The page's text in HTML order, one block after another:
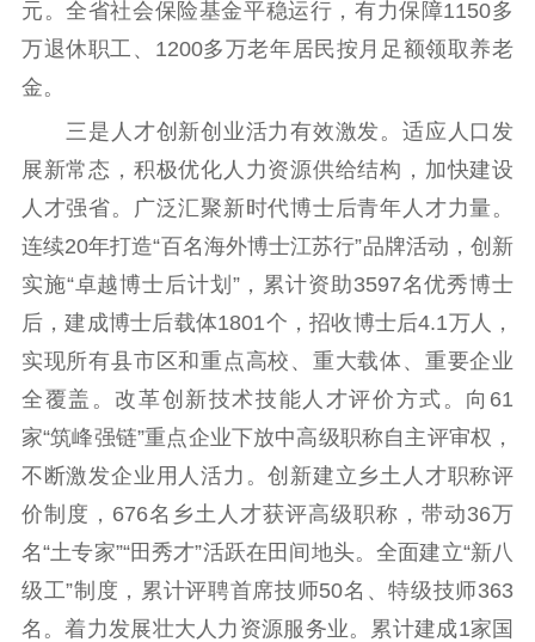
元。全省社会保险基金平稳运行，有力保障1150多
万退休职工、1200多万老年居民按月足额领取养老
金。
三是人才创新创业活力有效激发。适应人口发
展新常态，积极优化人力资源供给结构，加快建设
人才强省。广泛汇聚新时代博士后青年人才力量。
连续20年打造“百名海外博士江苏行”品牌活动，创新
实施“卓越博士后计划”，累计资助3597名优秀博士
后，建成博士后载体1801个，招收博士后4.1万人，
实现所有县市区和重点高校、重大载体、重要企业
全覆盖。改革创新技术技能人才评价方式。向61
家“筑峰强链”重点企业下放中高级职称自主评审权，
不断激发企业用人活力。创新建立乡土人才职称评
价制度，676名乡土人才获评高级职称，带动36万
名“土专家”“田秀才”活跃在田间地头。全面建立“新八
级工”制度，累计评聘首席技师50名、特级技师363
名。着力发展壮大人力资源服务业。累计建成1家国